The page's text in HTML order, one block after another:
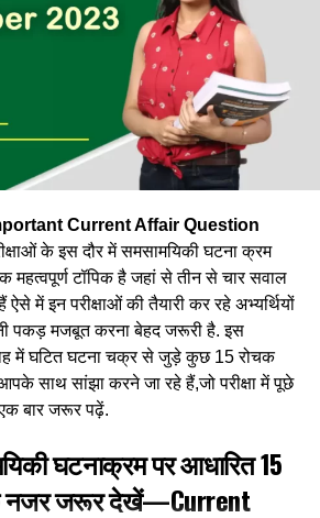
Current Affair Question
के इस दौर में समसामयिकी घटना क्रम
महत्वपूर्ण टॉपिक है जहां से तीन से चार सवाल
में इन परीक्षाओं की तैयारी कर रहे अभ्यर्थियों
पकड़ मजबूत करना बेहद जरूरी है. इस
में घटित घटना चक्र से जुड़े कुछ 15 रोचक
साथ सांझा करने जा रहे हैं,जो परीक्षा में पूछे
बार जरूर पढ़ें.
घटनाक्रम पर आधारित 15
नजर जरूर देखें—Current